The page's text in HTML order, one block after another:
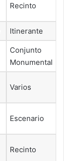
Recinto
Itinerante
Conjunto
Monumental
Varios
Escenario
Recinto